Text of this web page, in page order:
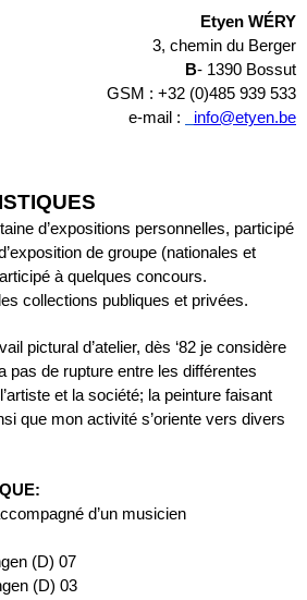
Etyen WÉRY
3, chemin du Berger
B- 1390 Bossut
GSM : +32 (0)485 939 533
e-mail :
info@etyen.be
d’expositions personnelles, participé
de groupe (nationales et
à quelques concours.
collections publiques et privées.
pictural d’atelier, dès ‘82 je considère
pas de rupture entre les différentes
et la société; la peinture faisant
que mon activité s’oriente vers divers
d’un musicien
(D) 07
(D) 03